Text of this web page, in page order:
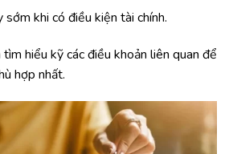
khi có điều kiện tài chính.
tìm hiểu kỹ các điều khoản liên quan để
hợp nhất.